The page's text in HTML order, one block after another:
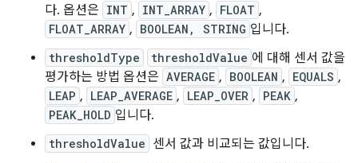
다. 옵션은 INT , INT_ARRAY , FLOAT ,
FLOAT_ARRAY , BOOLEAN, STRING 입니다.
thresholdType thresholdValue 에 대해 센서 값을
평가하는 방법 옵션은 AVERAGE , BOOLEAN , EQUALS ,
LEAP , LEAP_AVERAGE , LEAP_OVER , PEAK ,
PEAK_HOLD 입니다.
thresholdValue 센서 값과 비교되는 값입니다.